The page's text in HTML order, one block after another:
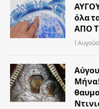
όλα
ΑΠΟ
1